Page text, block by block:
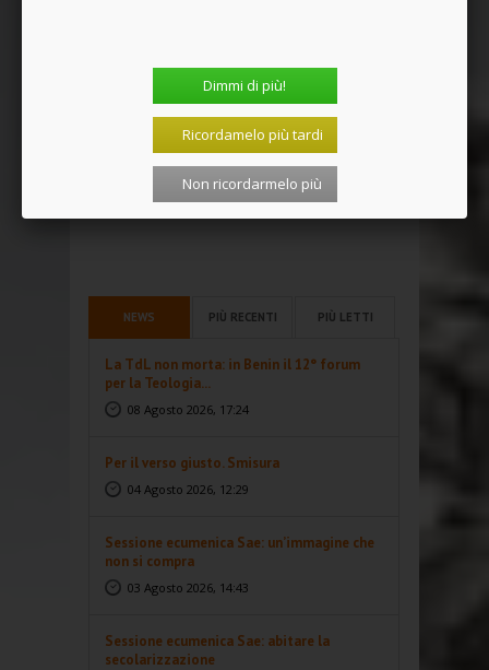
NEWS PIÙ RECENTI PIÙ LETTI
La TdL non morta: in Benin il 12° forum
per la Teologia...
08 Agosto 2026, 17:24
Per il verso giusto. Smisura
04 Agosto 2026, 12:29
Sessione ecumenica Sae: un’immagine che
non si compra
03 Agosto 2026, 14:43
Sessione ecumenica Sae: abitare la
secolarizzazione
Dimmi di più!
Ricordamelo più tardi
Non ricordarmelo più